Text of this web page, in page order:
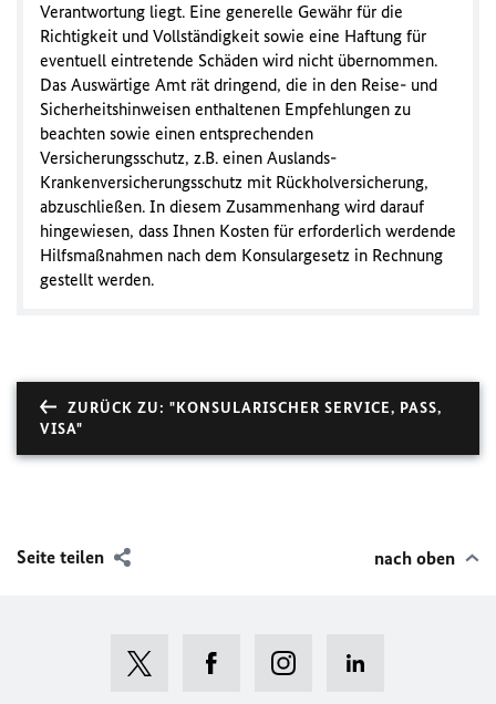
Verantwortung liegt. Eine generelle Gewähr für die
Richtigkeit und Vollständigkeit sowie eine Haftung für
eventuell eintretende Schäden wird nicht übernommen.
Das Auswärtige Amt rät dringend, die in den Reise- und
Sicherheitshinweisen enthaltenen Empfehlungen zu
beachten sowie einen entsprechenden
Versicherungsschutz, z.B. einen Auslands-
Krankenversicherungsschutz mit Rückholversicherung,
abzuschließen. In diesem Zusammenhang wird darauf
hingewiesen, dass Ihnen Kosten für erforderlich werdende
Hilfsmaßnahmen nach dem Konsulargesetz in Rechnung
gestellt werden.
ZURÜCK ZU: "KONSULARISCHER SERVICE, PASS,
VISA"
Seite teilen nach oben